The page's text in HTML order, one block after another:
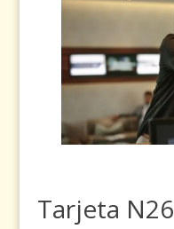
Tarjeta N26